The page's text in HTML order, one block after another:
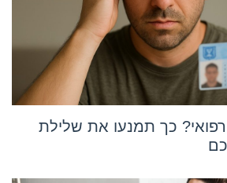
כך תמנעו את שלילת